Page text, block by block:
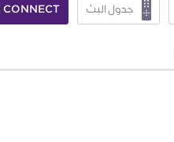
جدول البث CONNECT